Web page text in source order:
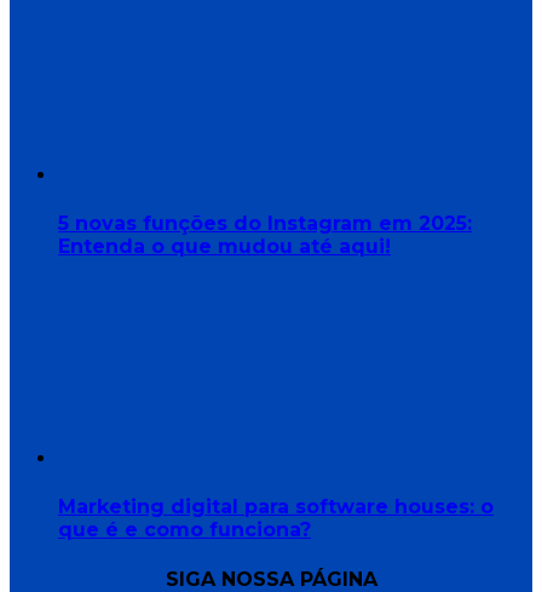
5 novas funções do Instagram em 2025:
Entenda o que mudou até aqui!
Marketing digital para software houses: o
que é e como funciona?
SIGA NOSSA PÁGINA